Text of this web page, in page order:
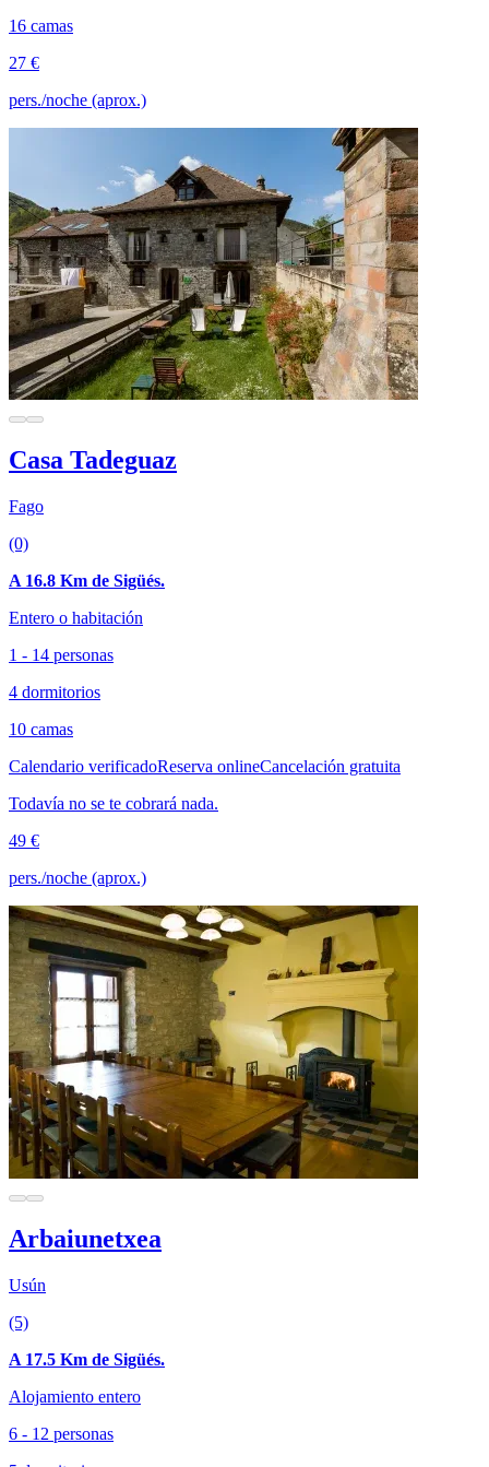
16 camas
27 €
pers./noche (aprox.)
Casa Tadeguaz
Fago
(0)
A 16.8 Km de Sigüés.
Entero o habitación
1 - 14 personas
4 dormitorios
10 camas
Calendario verificadoReserva onlineCancelación gratuita
Todavía no se te cobrará nada.
49 €
pers./noche (aprox.)
Arbaiunetxea
Usún
(5)
A 17.5 Km de Sigüés.
Alojamiento entero
6 - 12 personas